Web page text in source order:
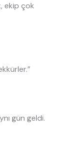
ekip çok
gün geldi.